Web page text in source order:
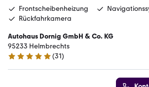
Frontscheibenheizung
Rückfahrkamera
Autohaus Dornig GmbH & Co. KG
95233 Helmbrechts
5 Sterne
(31)